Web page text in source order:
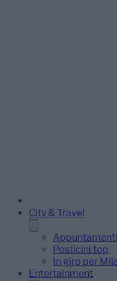
City & Travel
Posticini top
In giro per
Entertainment